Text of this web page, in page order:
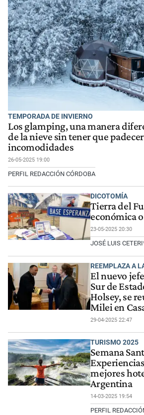
TEMPORADA DE INVIERNO
Los glamping, una manera
de la nieve sin tener que
incomodidades
26-05-2025 19:00
PERFIL REDACCIÓN CÓRDOBA
DICOTOMÍA
Tierra del
económica
23-05-2025 20:30
JOSÉ LUIS
REEMPLAZA A
El nuevo
Sur de
Holsey, se
Milei en
29-04-2025 22:47
TURISMO 2025
Semana
mejores
Argentina
14-03-2025 19:54
PERFIL